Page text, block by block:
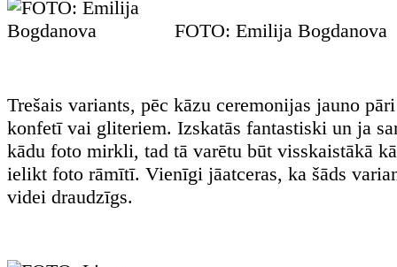
FOTO: Emilija Bogdanova
Trešais variants, pēc kāzu ceremonijas jauno
konfetī vai gliteriem. Izskatās fantastiski un ja
kādu foto mirkli, tad tā varētu būt visskaistākā
ielikt foto rāmītī. Vienīgi jāatceras, ka šāds
videi draudzīgs.